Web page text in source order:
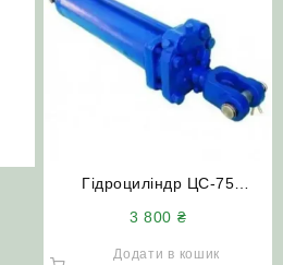
Гідроциліндр ЦС-75
3 800 ₴
Додати в кошик